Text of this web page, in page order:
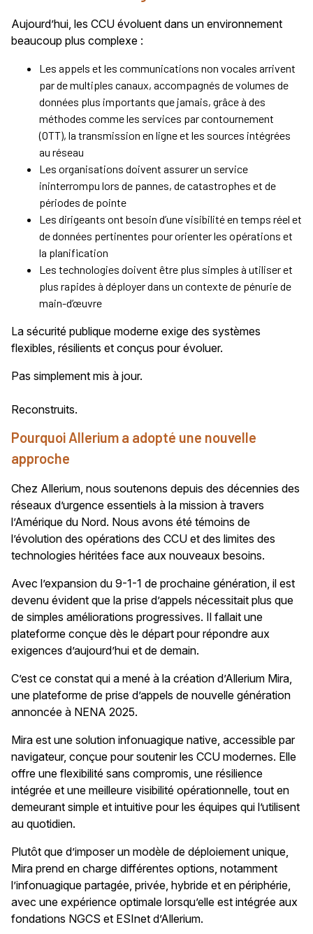
Aujourd’hui, les CCU évoluent dans un environnement
beaucoup plus complexe :
Les appels et les communications non vocales arrivent
par de multiples canaux, accompagnés de volumes de
données plus importants que jamais, grâce à des
méthodes comme les services par contournement
(OTT), la transmission en ligne et les sources intégrées
au réseau
Les organisations doivent assurer un service
ininterrompu lors de pannes, de catastrophes et de
périodes de pointe
Les dirigeants ont besoin d’une visibilité en temps réel et
de données pertinentes pour orienter les opérations et
la planification
Les technologies doivent être plus simples à utiliser et
plus rapides à déployer dans un contexte de pénurie de
main-d’œuvre
La sécurité publique moderne exige des systèmes
flexibles, résilients et conçus pour évoluer.
Pas simplement mis à jour.
Reconstruits.
Pourquoi Allerium a adopté une nouvelle
approche
Chez Allerium, nous soutenons depuis des décennies des
réseaux d’urgence essentiels à la mission à travers
l’Amérique du Nord. Nous avons été témoins de
l’évolution des opérations des CCU et des limites des
technologies héritées face aux nouveaux besoins.
Avec l’expansion du 9-1-1 de prochaine génération, il est
devenu évident que la prise d’appels nécessitait plus que
de simples améliorations progressives. Il fallait une
plateforme conçue dès le départ pour répondre aux
exigences d’aujourd’hui et de demain.
C’est ce constat qui a mené à la création d’Allerium Mira,
une plateforme de prise d’appels de nouvelle génération
annoncée à NENA 2025.
Mira est une solution infonuagique native, accessible par
navigateur, conçue pour soutenir les CCU modernes. Elle
offre une flexibilité sans compromis, une résilience
intégrée et une meilleure visibilité opérationnelle, tout en
demeurant simple et intuitive pour les équipes qui l’utilisent
au quotidien.
Plutôt que d’imposer un modèle de déploiement unique,
Mira prend en charge différentes options, notamment
l’infonuagique partagée, privée, hybride et en périphérie,
avec une expérience optimale lorsqu’elle est intégrée aux
fondations NGCS et ESInet d’Allerium.